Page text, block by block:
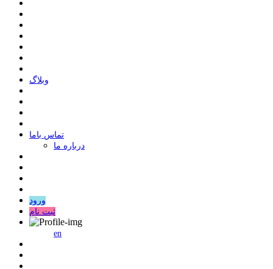
وبلاگ
ﺗﻤﺎﺱ ﺑﺎﻣﺎ
درباره ما
ورود
ثبت نام
en